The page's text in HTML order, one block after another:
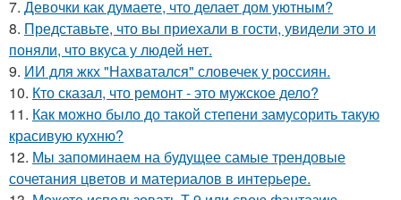
7. Девочки как думаете, что делает дом уютным?
8. Представьте, что вы приехали в гости, увидели это и
поняли, что вкуса у людей нет.
9. ИИ для жкх "Нахватался" словечек у россиян.
10. Кто сказал, что ремонт - это мужское дело?
11. Как можно было до такой степени замусорить такую
красивую кухню?
12. Мы запоминаем на будущее самые трендовые
сочетания цветов и материалов в интерьере.